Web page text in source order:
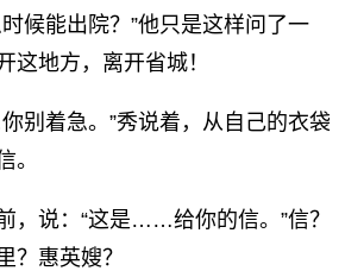
候能出院？”他只是这样问了一
这地方，离开省城！
别着急。”秀说着，从自己的衣袋
。
，说：“这是……给你的信。”信？
？惠英嫂？